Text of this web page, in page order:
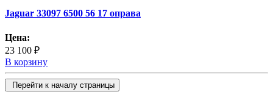
Jaguar 33097 6500 56 17 оправа
Цена:
23 100 ₽
В корзину
Перейти к началу страницы